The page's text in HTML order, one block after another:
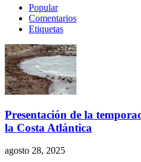
Popular
Comentarios
Etiquetas
Presentación de la
la Costa Atlántica
agosto 28, 2025